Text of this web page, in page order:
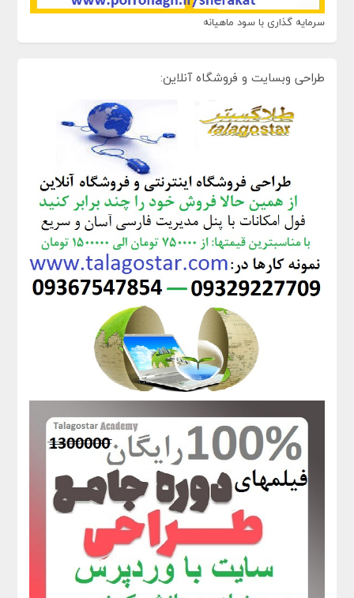
سرمایه گذاری با سود ماهیانه
طراحی وبسایت و فروشگاه آنلاین: